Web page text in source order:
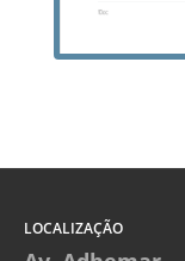
LOCALIZAÇÃO